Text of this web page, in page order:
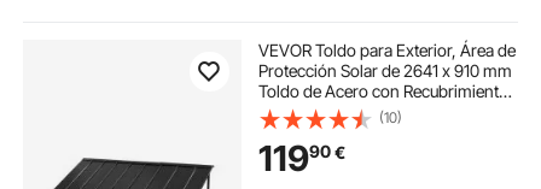
toldos laterales para terraza
toldos laterales terraza
VEVOR Toldo para Exterior, Área de
Protección Solar de 2641 x 910 mm
Toldo de Acero con Recubrimiento
en Polvo Resistente a la Oxidación
con Voladizo Compatible para
puerta de 2280 mm de Ancho
(10)
11990€